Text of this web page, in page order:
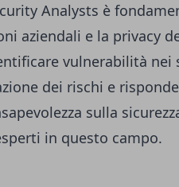
Analysts è
aziendali e la privacy
vulnerabilità nei
dei rischi e
sulla
in questo campo.